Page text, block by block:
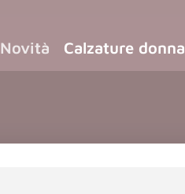
Novità Calzature donna